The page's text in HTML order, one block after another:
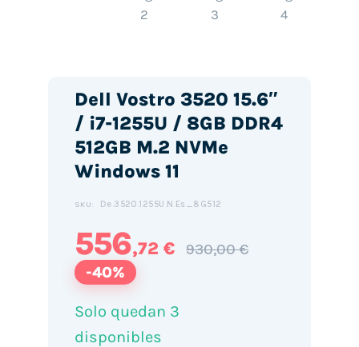
Dell Vostro 3520 15.6″
/ i7-1255U / 8GB DDR4
512GB M.2 NVMe
Windows 11
SKU: De.3520.1255U.N.Es_8G512
556,72 € 930,00 €
-40%
Solo quedan 3
disponibles